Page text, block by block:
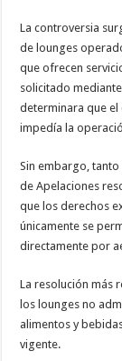
La controversia
de lounges
que ofrecen
solicitado
determinara que
impedía la
Sin embargo, tanto
de Apelaciones
que los derechos
únicamente se
directamente por
La resolución más
los lounges no
alimentos y
vigente.